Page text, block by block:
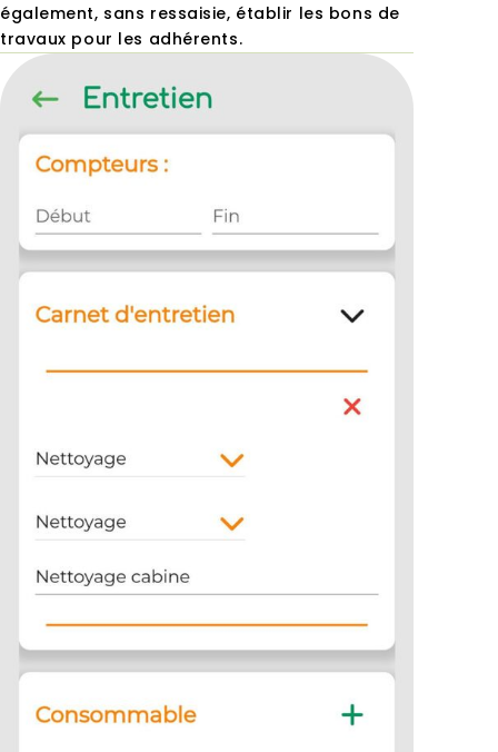
également, sans ressaisie, établir les bons de
travaux pour les adhérents.